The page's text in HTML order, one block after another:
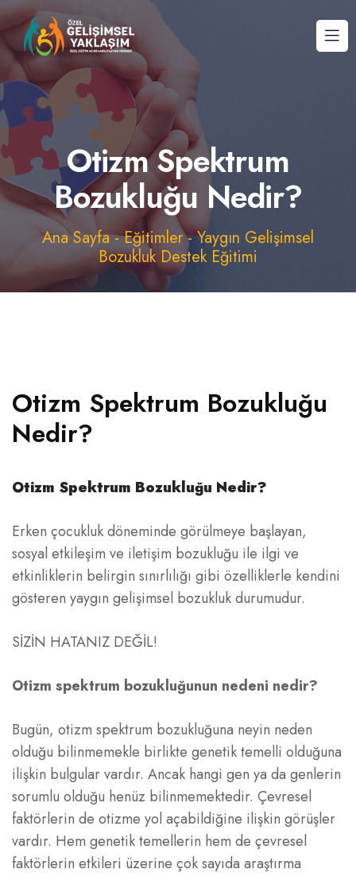
Otizm Spektrum
Bozukluğu Nedir?
Ana Sayfa-Eğitimler-Yaygın Gelişimsel
Bozukluk Destek Eğitimi
Otizm Spektrum Bozukluğu
Nedir?
Otizm Spektrum Bozukluğu Nedir?
Erken çocukluk döneminde görülmeye başlayan,
sosyal etkileşim ve iletişim bozukluğu ile ilgi ve
etkinliklerin belirgin sınırlılığı gibi özelliklerle kendini
gösteren yaygın gelişimsel bozukluk durumudur.
SİZİN HATANIZ DEĞİL!
Otizm spektrum bozukluğunun nedeni nedir?
Bugün, otizm spektrum bozukluğuna neyin neden
olduğu bilinmemekle birlikte genetik temelli olduğuna
ilişkin bulgular vardır. Ancak hangi gen ya da genlerin
sorumlu olduğu henüz bilinmemektedir. Çevresel
faktörlerin de otizme yol açabildiğine ilişkin görüşler
vardır. Hem genetik temellerin hem de çevresel
faktörlerin etkileri üzerine çok sayıda araştırma